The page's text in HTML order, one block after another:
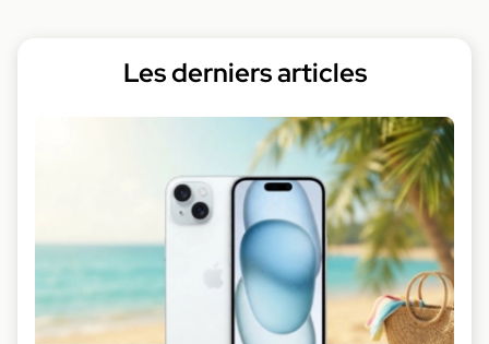
Les derniers articles